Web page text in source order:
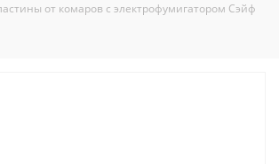
от комаров с электрофумигатором Сэйф